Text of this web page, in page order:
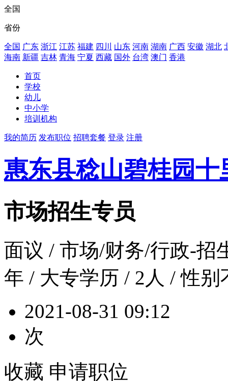
全国
省份
全国 广东 浙江 江苏 福建 四川 山东 河南 湖南 广西 安徽 湖北
海南 新疆 吉林 青海 宁夏 西藏 国外 台湾 澳门 香港
首页
学校
幼儿
中小学
培训机构
我的简历 发布职位 招聘套餐 登录 注册
惠东县稔山碧桂园十
市场招生专员
面议 / 市场/财务/行政-招
年 / 大专学历 / 2人 / 性别
2021-08-31 09:12
次
收藏 申请职位